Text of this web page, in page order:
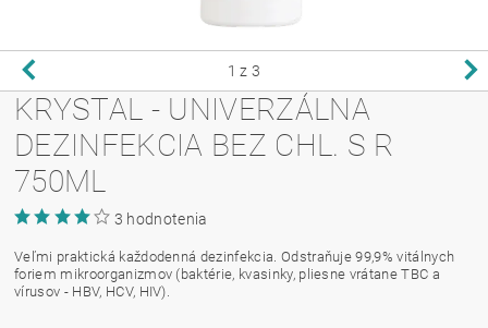
1 z 3
KRYSTAL - UNIVERZÁLNA
DEZINFEKCIA BEZ CHL. S R
750ML
3 hodnotenia
Veľmi praktická každodenná dezinfekcia. Odstraňuje 99,9% vitálnych
foriem mikroorganizmov (baktérie, kvasinky, pliesne vrátane TBC a
vírusov - HBV, HCV, HIV).